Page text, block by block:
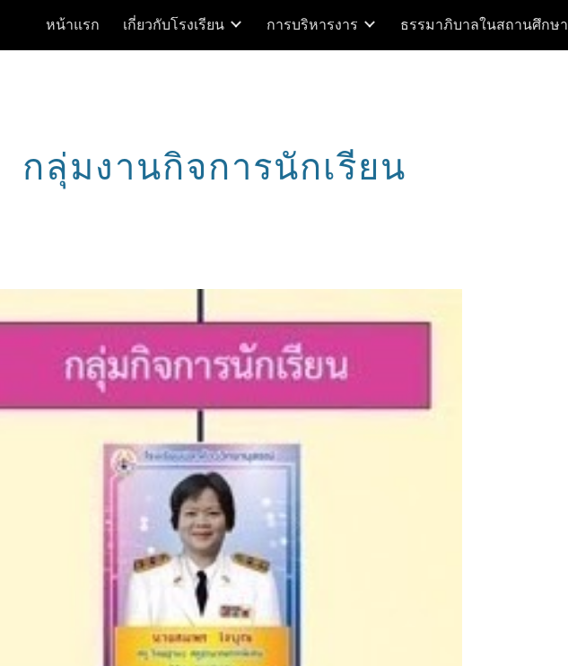
Skip to main content Skip to navigation
หน้าแรก เกี่ยวกับโรงเรียน การบริหารงาร ธรรมาภิบาลในสถานศึกษา
กลุ่มงานกิจการนักเรียน